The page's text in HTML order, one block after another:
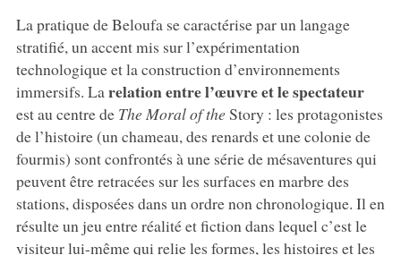
La pratique de Beloufa se caractérise par un langage
stratifié, un accent mis sur l’expérimentation
technologique et la construction d’environnements
immersifs. La relation entre l’œuvre et le spectateur
est au centre de The Moral of theStory : les protagonistes
de l’histoire (un chameau, des renards et une colonie de
fourmis) sont confrontés à une série de mésaventures qui
peuvent être retracées sur les surfaces en marbre des
stations, disposées dans un ordre non chronologique. Il en
résulte un jeu entre réalité et fiction dans lequel c’est le
visiteur lui-même qui relie les formes, les histoires et les